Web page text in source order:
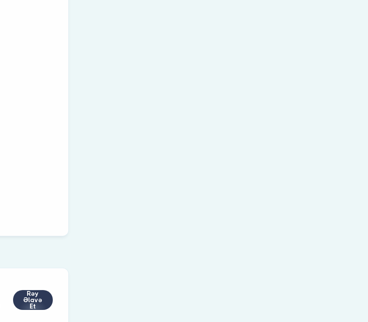
Rəy
Əlavə
Et